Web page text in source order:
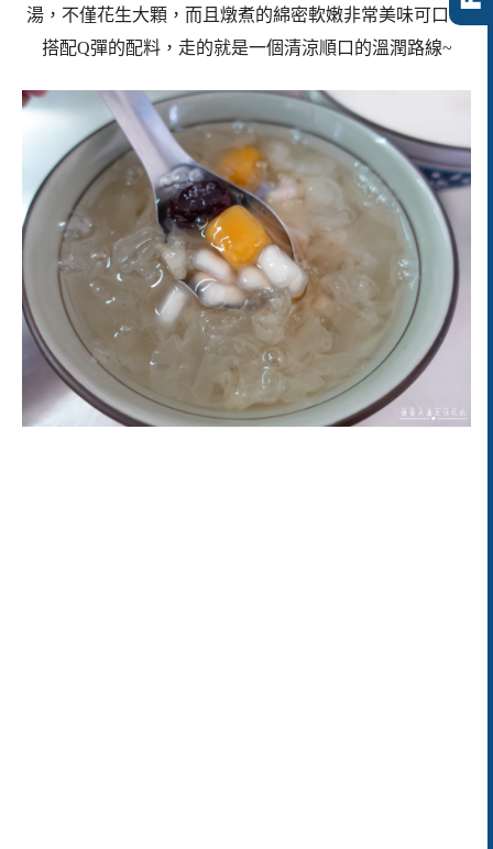
湯，不僅花生大顆，而且燉煮的綿密軟嫩非常美味可口！
搭配Q彈的配料，走的就是一個清涼順口的溫潤路線~